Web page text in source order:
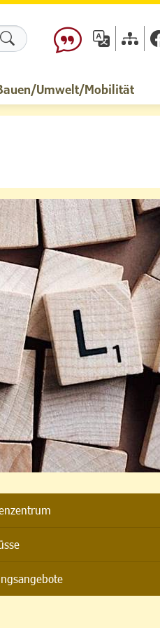
Formularschaltfläche
Umwelt/Mobilität